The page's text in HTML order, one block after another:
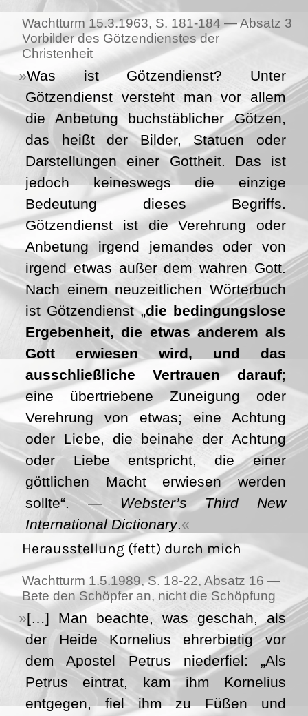
Wachtturm 15.3.1963, S. 181-184 — Absatz 3
Vorbilder des Götzendienstes der
Christenheit
Was ist Götzendienst? Unter
Götzendienst versteht man vor allem
die Anbetung buchstäblicher Götzen,
das heißt der Bilder, Statuen oder
Darstellungen einer Gottheit. Das ist
jedoch keineswegs die einzige
Bedeutung dieses Begriffs.
Götzendienst ist die Verehrung oder
Anbetung irgend jemandes oder von
irgend etwas außer dem wahren Gott.
Nach einem neuzeitlichen Wörterbuch
ist Götzendienst „die bedingungslose
Ergebenheit, die etwas anderem als
Gott erwiesen wird, und das
ausschließliche Vertrauen darauf;
eine übertriebene Zuneigung oder
Verehrung von etwas; eine Achtung
oder Liebe, die beinahe der Achtung
oder Liebe entspricht, die einer
göttlichen Macht erwiesen werden
sollte“. — Webster’s Third New
International Dictionary.
Herausstellung (fett) durch mich
Wachtturm 1.5.1989, S. 18-22, Absatz 16 —
Bete den Schöpfer an, nicht die Schöpfung
[…] Man beachte, was geschah, als
der Heide Kornelius ehrerbietig vor
dem Apostel Petrus niederfiel: „Als
Petrus eintrat, kam ihm Kornelius
entgegen, fiel ihm zu Füßen und